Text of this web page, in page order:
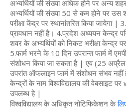
अभ्यर्थियों की संख्या अधिक होने पर अन्य
अभ्यर्थियों की संख्या 50 से कम होने पर उस
परीक्षा केंद्र पर स्थानांतरित किया जायेगा |
प्रावधान नहीं है। 4.प्रदेश अध्ययन केन्द्र
शवर के अभ्यर्थियों को निकट भरीक्षा केन्द्र
5.फार्म भरने के 10 दिन उपरान्त फार्म में
संशोधन किया जा सकता है | एव (25
उपरांत ऑफलाइन फार्म में संशोधन संभव नहीं
केन्द्रों के नाम विश्वविद्यालय की वेबसाइट
उपलब्ध हे |
विश्वविद्यालय के अधिकृत नोटिफिकेशन के